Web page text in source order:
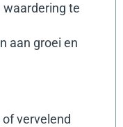
waardering te
aan groei en
vervelend